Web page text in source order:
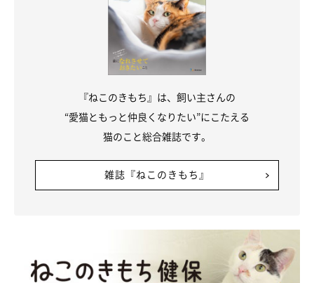
『ねこのきもち』は、飼い主さんの
“愛猫ともっと仲良くなりたい”にこたえる
猫のこと総合雑誌です。
雑誌『ねこのきもち』